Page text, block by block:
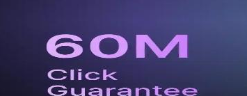
Edilmesi Gereken Temel Kriterler ve
sağlar. Pil ömrü, bağlantı teknolojisi ve
Fareleri: Özellikler ve Kullanım